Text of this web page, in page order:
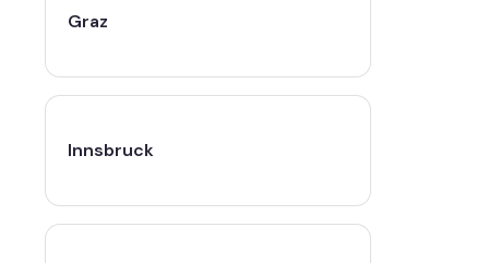
Graz
Innsbruck